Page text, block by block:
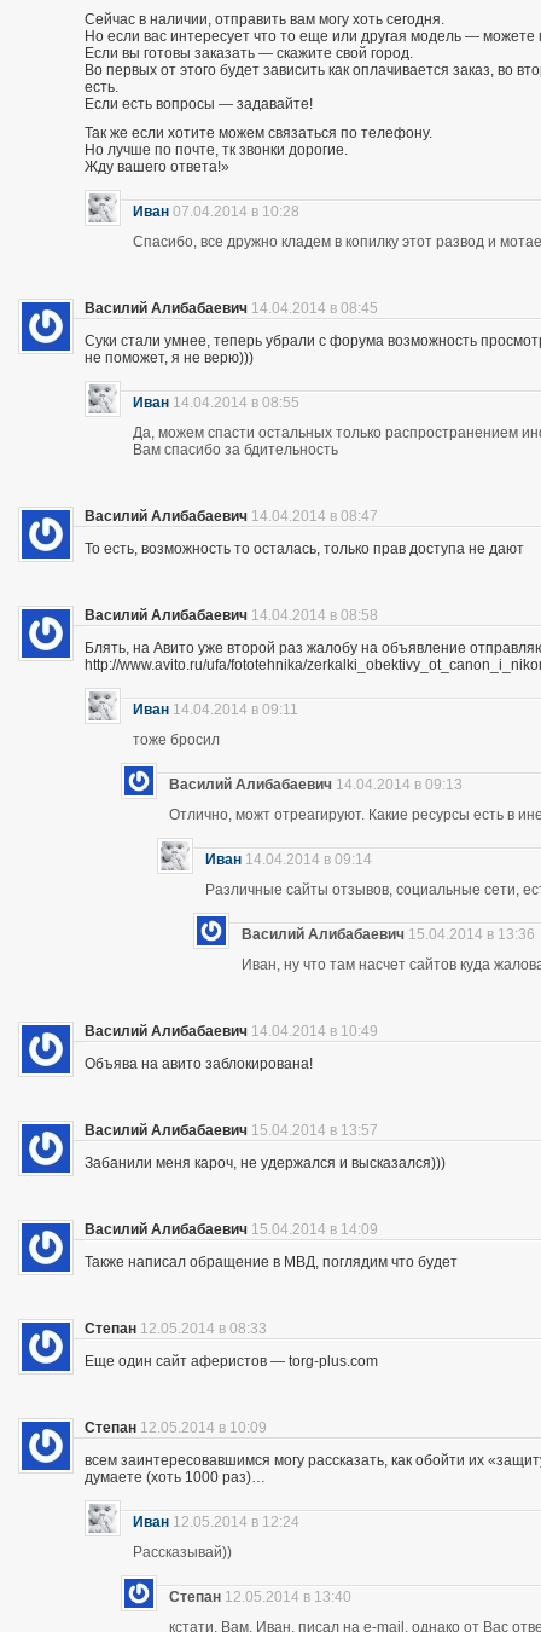
Сейчас в наличии, отправить вам могу хоть сегодня.
Но если вас интересует что то еще или другая модель —
Если вы готовы заказать — скажите свой город.
Во первых от этого будет зависить как оплачивается заказ, во
есть.
Если есть вопросы — задавайте!
Так же если хотите можем связаться по телефону.
Но лучше по почте, тк звонки дорогие.
Жду вашего ответа!»
Иван 07.04.2014 в 10:28
Спасибо, все дружно кладем в копилку этот развод и
Василий Алибабаевич 14.04.2014 в 08:45
Суки стали умнее, теперь убрали с форума возможность
не поможет, я не верю)))
Иван 14.04.2014 в 08:55
Да, можем спасти остальных только распространением
Вам спасибо за бдительность
Василий Алибабаевич 14.04.2014 в 08:47
То есть, возможность то осталась, только прав доступа не дают
Василий Алибабаевич 14.04.2014 в 08:58
Блять, на Авито уже второй раз жалобу на объявление
http://www.avito.ru/ufa/fototehnika/
Иван 14.04.2014 в 09:11
тоже бросил
Василий Алибабаевич 14.04.2014 в 09:13
Отлично, можт отреагируют. Какие ресурсы есть в
Иван 14.04.2014 в 09:14
Различные сайты отзывов, социальные сети,
Василий Алибабаевич 15.04.2014 в 13:36
Иван, ну что там насчет сайтов куда
Василий Алибабаевич 14.04.2014 в 10:49
Объява на авито заблокирована!
Василий Алибабаевич 15.04.2014 в 13:57
Забанили меня кароч, не удержался и высказался)))
Василий Алибабаевич 15.04.2014 в 14:09
Также написал обращение в МВД, поглядим что будет
Степан 12.05.2014 в 08:33
Еще один сайт аферистов — torg-plus.com
Степан 12.05.2014 в 10:09
всем заинтересовавшимся могу рассказать, как обойти их
думаете (хоть 1000 раз)…
Иван 12.05.2014 в 12:24
Рассказывай))
Степан 12.05.2014 в 13:40
кстати, Вам, Иван, писал на e-mail, однако от Вас